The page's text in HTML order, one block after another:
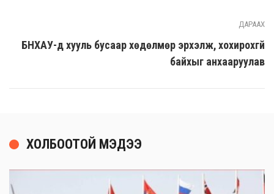
ДАРААХ
БНХАУ-д хууль бусаар хөдөлмөр эрхэлж, хохирохгүй
байхыг анхааруулав
ХОЛБООТОЙ МЭДЭЭ